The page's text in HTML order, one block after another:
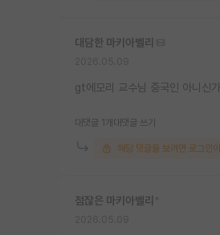
대담한 마키아벨리
gt에모리 교수님 중국인 아니신
대댓글 1개 대댓글 쓰기
해당 댓글을 보려면 로그인
점잖은 마키아벨리